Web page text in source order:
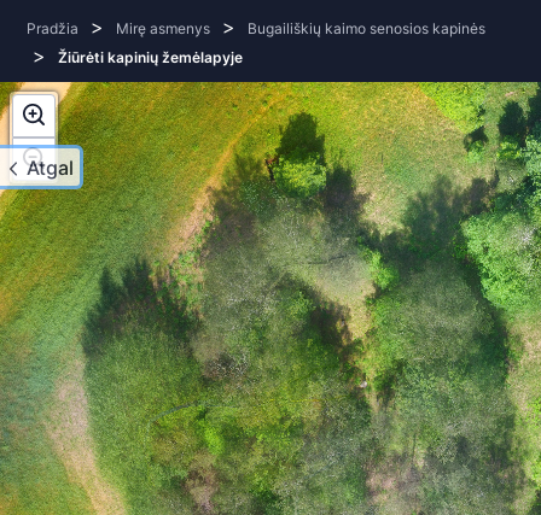
Atgal
Pradžia > Mirę asmenys > Bugailiškių kaimo senosios kapinės
> Žiūrėti kapinių žemėlapyje